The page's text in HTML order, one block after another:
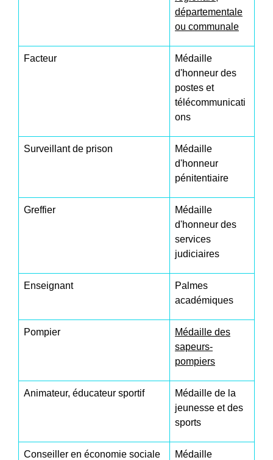
départementale
ou communale
Facteur
Médaille
d'honneur des
postes et
télécommunicati
ons
Surveillant de prison
Médaille
d'honneur
pénitentiaire
Greffier
Médaille
d'honneur des
services
judiciaires
Enseignant
Palmes
académiques
Pompier
Médaille des
sapeurs-
pompiers
Animateur, éducateur sportif
Médaille de la
jeunesse et des
sports
Conseiller en économie sociale
Médaille